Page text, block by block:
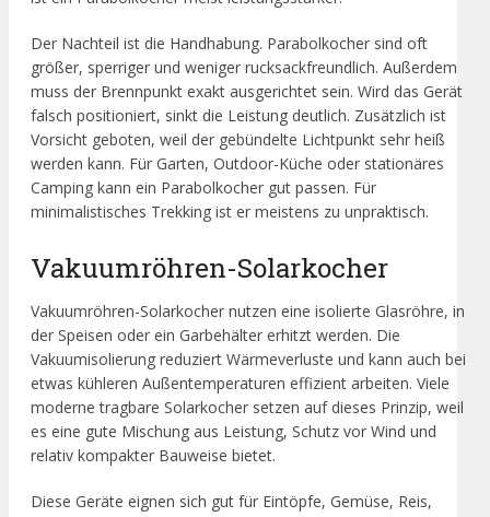
Der Nachteil ist die Handhabung. Parabolkocher sind oft
größer, sperriger und weniger rucksackfreundlich. Außerdem
muss der Brennpunkt exakt ausgerichtet sein. Wird das Gerät
falsch positioniert, sinkt die Leistung deutlich. Zusätzlich ist
Vorsicht geboten, weil der gebündelte Lichtpunkt sehr heiß
werden kann. Für Garten, Outdoor-Küche oder stationäres
Camping kann ein Parabolkocher gut passen. Für
minimalistisches Trekking ist er meistens zu unpraktisch.
Vakuumröhren-Solarkocher
Vakuumröhren-Solarkocher nutzen eine isolierte Glasröhre, in
der Speisen oder ein Garbehälter erhitzt werden. Die
Vakuumisolierung reduziert Wärmeverluste und kann auch bei
etwas kühleren Außentemperaturen effizient arbeiten. Viele
moderne tragbare Solarkocher setzen auf dieses Prinzip, weil
es eine gute Mischung aus Leistung, Schutz vor Wind und
relativ kompakter Bauweise bietet.
Diese Geräte eignen sich gut für Eintöpfe, Gemüse, Reis,